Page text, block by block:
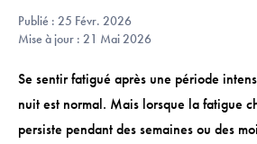
Publié : 25 Févr. 2026
Mise à jour : 21 Mai 2026
Se sentir fatigué après une période
nuit est normal. Mais lorsque la fatigue
persiste pendant des semaines ou des